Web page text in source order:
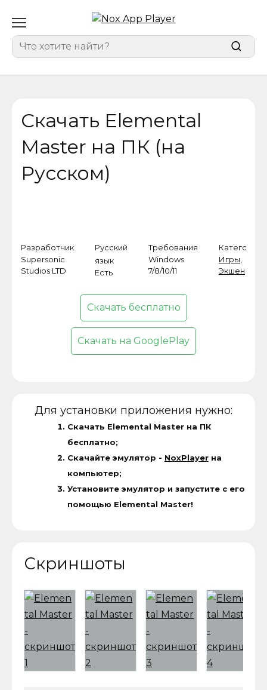
содержанию
for:
Скачать Elemental
Master на ПК (на
Русском)
Разработчик
Supersonic
Studios LTD
Русский
язык
Есть
Требования
Windows
7/8/10/11
Категория
Игры
Экшен
Скачать бесплатно
Скачать на GooglePlay
Для установки приложения нужно:
Скачать Elemental Master на ПК
бесплатно;
Скачайте эмулятор - NoxPlayerна
компьютер;
Установите эмулятор и запустите с его
помощью Elemental Master!
Скриншоты